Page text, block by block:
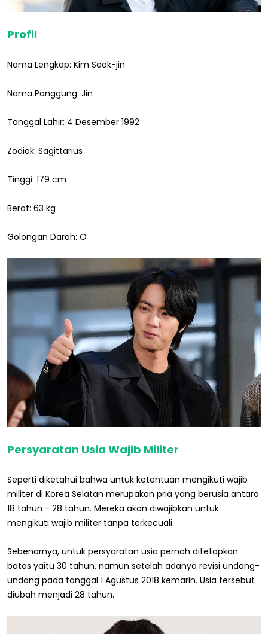
Profil
Nama Lengkap: Kim Seok-jin
Nama Panggung: Jin
Tanggal Lahir: 4 Desember 1992
Zodiak: Sagittarius
Tinggi: 179 cm
Berat: 63 kg
Golongan Darah: O
Persyaratan Usia Wajib Militer
Seperti diketahui bahwa untuk ketentuan mengikuti wajib
militer di Korea Selatan merupakan pria yang berusia antara
18 tahun - 28 tahun. Mereka akan diwajibkan untuk
mengikuti wajib militer tanpa terkecuali.
Sebenarnya, untuk persyaratan usia pernah ditetapkan
batas yaitu 30 tahun, namun setelah adanya revisi undang-
undang pada tanggal 1 Agustus 2018 kemarin. Usia tersebut
diubah menjadi 28 tahun.